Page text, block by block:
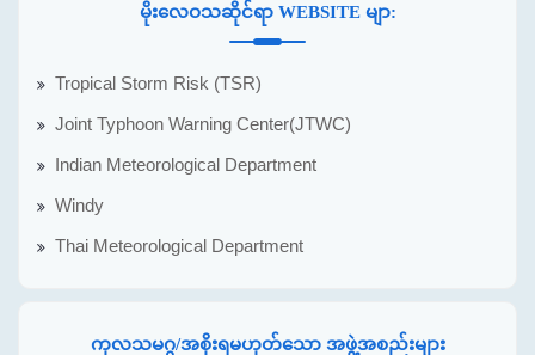
မိုးလေဝသဆိုင်ရာ WEBSITE မျာ:
Tropical Storm Risk (TSR)
Joint Typhoon Warning Center(JTWC)
Indian Meteorological Department
Windy
Thai Meteorological Department
ကုလသမဂ္ဂ/အစိုးရမဟုတ်သော အဖွဲ့အစည်းများ